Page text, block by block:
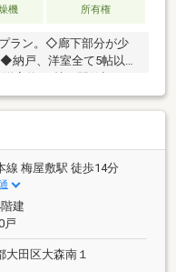
機 所有権
ラン。◇廊下部分が少
納戸、洋室全て5帖以上
化して利用も可能。◆ア
しやすい造り。◇各洋室
。◆玄関にはエコカラ
あり。◇南東、北東側の3
クインの間取りでプラ
◇2023年に室内リフォ
。◇ペアガラス仕様。◆
オートロック、宅配ボ
線 梅屋敷駅 徒歩14分
建
戸
大田区大森南１